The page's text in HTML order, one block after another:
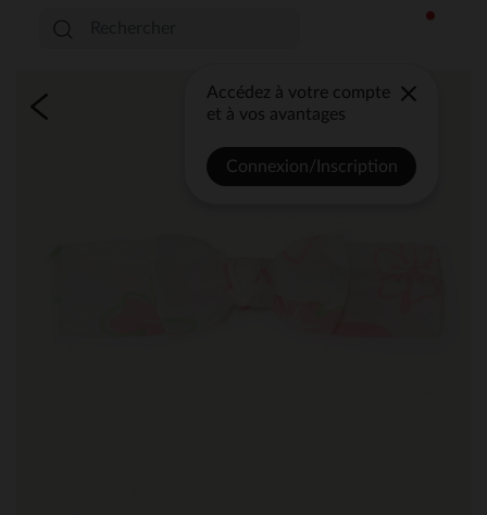
Accédez à votre compte
et à vos avantages
Connexion/Inscription